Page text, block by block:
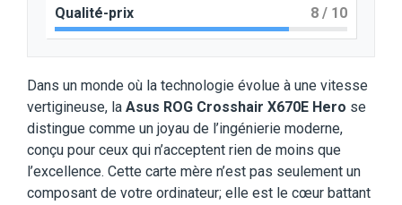
Qualité-prix 8 / 10
Dans un monde où la technologie évolue à une vitesse
vertigineuse, la Asus ROG Crosshair X670E Hero se
distingue comme un joyau de l’ingénierie moderne,
conçu pour ceux qui n’acceptent rien de moins que
l’excellence. Cette carte mère n’est pas seulement un
composant de votre ordinateur; elle est le cœur battant